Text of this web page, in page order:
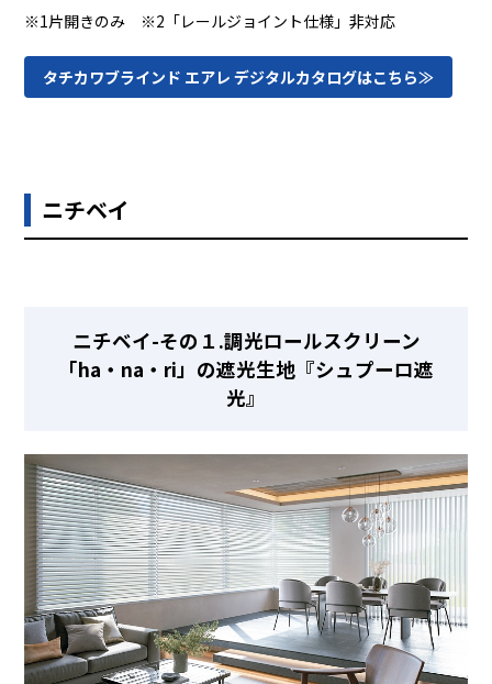
※1片開きのみ ※2「レールジョイント仕様」非対応
タチカワブラインド エアレ デジタルカタログはこちら≫
ニチベイ
ニチベイ-その１.調光ロールスクリーン
「ha・na・ri」の遮光生地『シュプーロ遮
光』